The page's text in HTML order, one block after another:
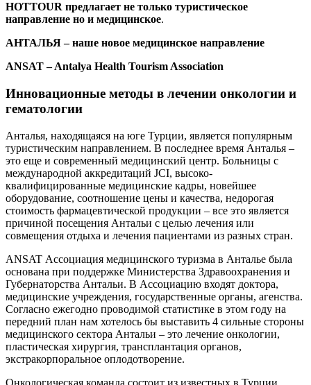
HOTTOUR предлагает не только туристическое
направление но и медицинское.
АНТАЛЬЯ – наше новое медицинское направление
ANSAT – Antalya Health Tourism Association
Инновационные методы в лечении онкологии и
гематологии
Анталья, находящаяся на юге Турции, является популярным
туристическим направлением. В последнее время Анталья –
это еще и современный медицинский центр. Больницы с
международной аккредитаций JCI, высоко-
квалифицированные медицинские кадры, новейшее
оборудование, соотношение цены и качества, недорогая
стоимость фармацевтической продукции – все это является
причиной посещения Антальи с целью лечения или
совмещения отдыха и лечения пациентами из разных стран.
ANSAT Ассоциация медицинского туризма в Анталье была
основана при поддержке Министерства Здравоохранения и
Губернаторства Антальи. В Ассоциацию входят доктора,
медицинские учреждения, государственные органы, агенства.
Согласно ежегодно проводимой статистике в этом году на
передний план нам хотелось бы выставить 4 сильные стороны
медицинского сектора Антальи – это лечение онкологии,
пластическая хирургия, трансплантация органов,
экстракорпоральное оплодотворение.
Онкологическая команда состоит из известных в Турции